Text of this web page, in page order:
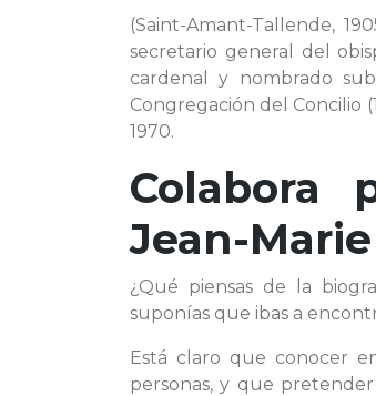
(Saint-Amant-Tallende,
secretario general del
cardenal y nombrado
Congregación del Concilio
1970.
Colabora
Jean-
¿Qué piensas de la
suponías que ibas a
Está claro que conocer
personas, y que